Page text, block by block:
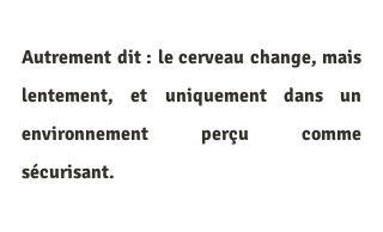
Autrement dit : le cerveau change, mais
lentement, et uniquement dans un
environnement perçu comme
sécurisant.